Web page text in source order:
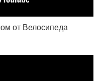
от Велосипеда